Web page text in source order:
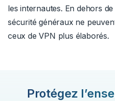
les internautes. En dehors
sécurité généraux ne
ceux de VPN plus élaborés.
Protégez